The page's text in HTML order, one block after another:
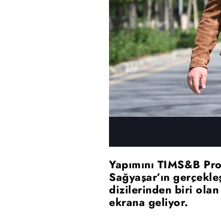
Yapımını TIMS&B
Sağyaşar’ın
dizilerinden biri olan
ekrana geliyor.